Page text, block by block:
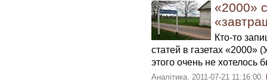
«2000»
Кто-то
статей в газетах «2000»
этого очень не хотелось
Аналітика. 2011-07-21 11:16:00.